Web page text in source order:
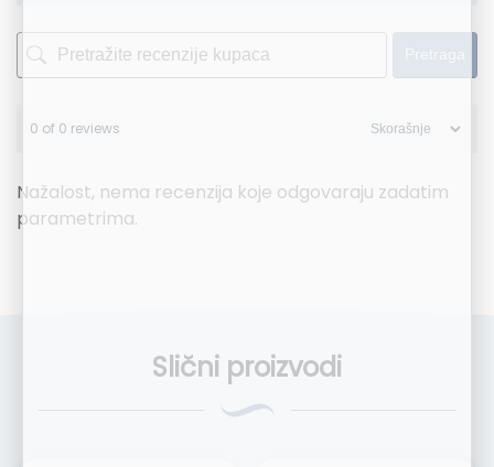
0 of 0 reviews
Nažalost, nema recenzija koje odgovaraju zadatim
parametrima.
Slični proizvodi